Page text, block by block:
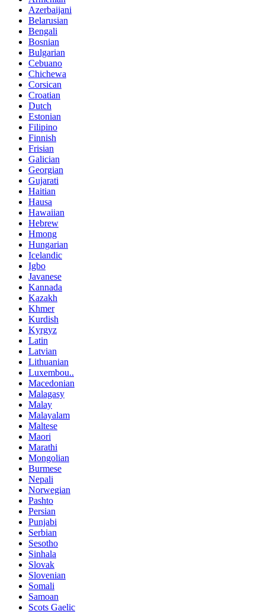
Azerbaijani
Belarusian
Bengali
Bosnian
Bulgarian
Cebuano
Chichewa
Corsican
Croatian
Dutch
Estonian
Filipino
Finnish
Frisian
Galician
Georgian
Gujarati
Haitian
Hausa
Hawaiian
Hebrew
Hmong
Hungarian
Icelandic
Igbo
Javanese
Kannada
Kazakh
Khmer
Kurdish
Kyrgyz
Latin
Latvian
Lithuanian
Luxembou..
Macedonian
Malagasy
Malay
Malayalam
Maltese
Maori
Marathi
Mongolian
Burmese
Nepali
Norwegian
Pashto
Persian
Punjabi
Serbian
Sesotho
Sinhala
Slovak
Slovenian
Somali
Samoan
Scots Gaelic